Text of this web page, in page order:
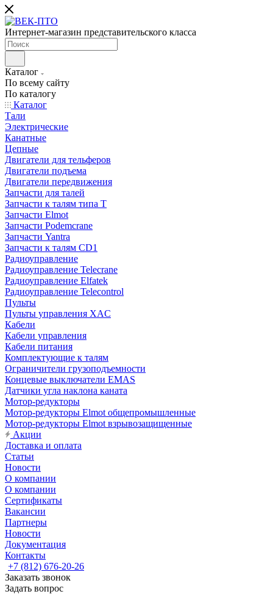
Интернет-магазин представительского класса
Каталог
По всему сайту
По каталогу
Каталог
Тали
Электрические
Канатные
Цепные
Двигатели для тельферов
Двигатели подъема
Двигатели передвижения
Запчасти для талей
Запчасти к талям типа Т
Запчасти Elmot
Запчасти Podemcrane
Запчасти Yantra
Запчасти к талям CD1
Радиоуправление
Радиоуправление Telecrane
Радиоуправление Elfatek
Радиоуправление Telecontrol
Пульты
Пульты управления XAC
Кабели
Кабели управления
Кабели питания
Комплектующие к талям
Ограничители грузоподъемности
Концевые выключатели EMAS
Датчики угла наклона каната
Мотор-редукторы
Мотор-редукторы Elmot общепромышленные
Мотор-редукторы Elmot взрывозащищенные
Акции
Доставка и оплата
Статьи
Новости
О компании
О компании
Сертификаты
Вакансии
Партнеры
Новости
Документация
Контакты
+7 (812) 676-20-26
Заказать звонок
Задать вопрос